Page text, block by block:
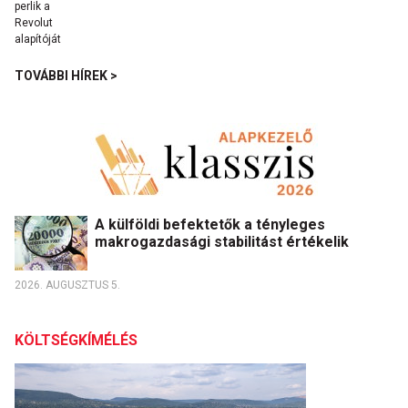
TOVÁBBI HÍREK >
A külföldi befektetők a tényleges
makrogazdasági stabilitást értékelik
2026. AUGUSZTUS 5.
KÖLTSÉGKÍMÉLÉS